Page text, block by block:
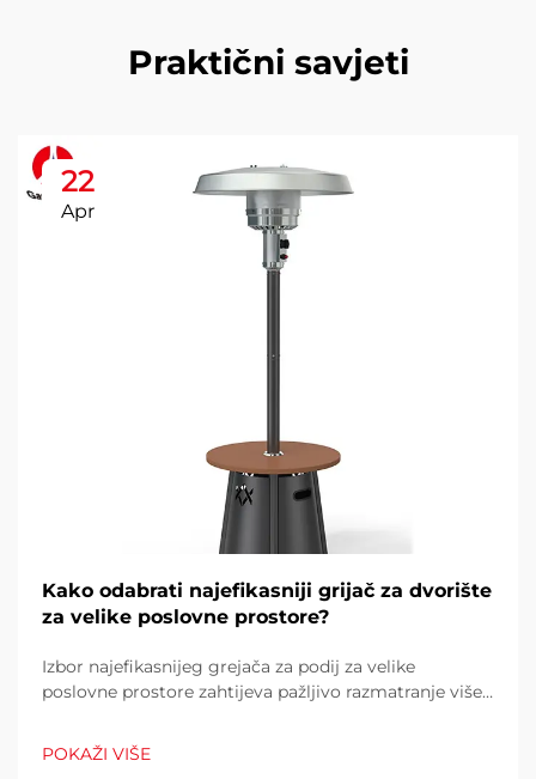
Praktični savjeti
22
Apr
Kako odabrati najefikasniji grijač za dvorište
za velike poslovne prostore?
Izbor najefikasnijeg grejača za podij za velike
poslovne prostore zahtijeva pažljivo razmatranje više
udobnost kupaca i potrošnju energije. Pogrešan izbor
može rezultirati neadekvatnom toplinom...
POKAŽI VIŠE